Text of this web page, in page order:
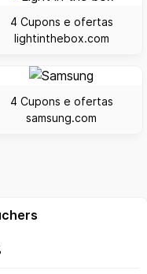
4 Cupons e ofertas
lightinthebox.com
4 Cupons e ofertas
samsung.com